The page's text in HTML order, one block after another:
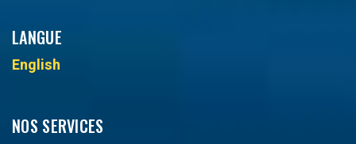
LANGUE
English
NOS SERVICES